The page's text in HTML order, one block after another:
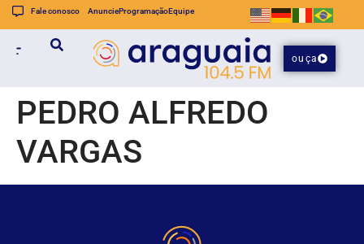
Fale conosco AnuncieProgramaçãoEquipe
ouça
PEDRO ALFREDO
VARGAS